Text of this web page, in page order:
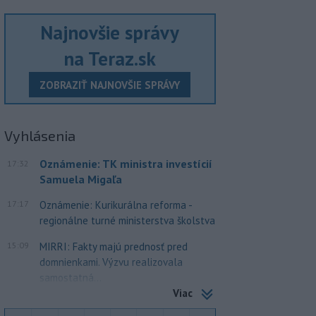
Najnovšie správy
na Teraz.sk
ZOBRAZIŤ NAJNOVŠIE SPRÁVY
Vyhlásenia
17:32
Oznámenie: TK ministra investícií
Samuela Migaľa
17:17
Oznámenie: Kurikurálna reforma -
regionálne turné ministerstva školstva
15:09
MIRRI: Fakty majú prednosť pred
domnienkami. Výzvu realizovala
samostatná...
Viac